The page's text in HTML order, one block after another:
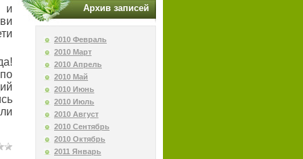
и
Архив записей
2010 Февраль
2010 Март
2010 Апрель
2010 Май
2010 Июнь
2010 Июль
2010 Август
2010 Сентябрь
2010 Октябрь
2011 Январь